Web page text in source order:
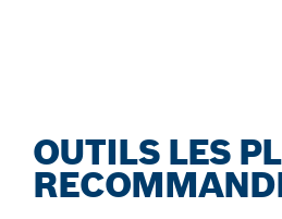
OUTILS LES